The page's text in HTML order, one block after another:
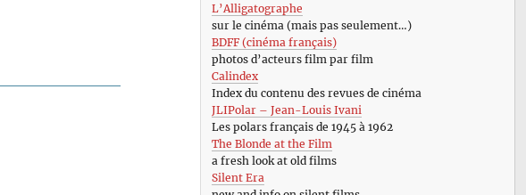
L’Alligatographe
sur le cinéma (mais pas seulement…)
BDFF (cinéma français)
photos d’acteurs film par film
Calindex
Index du contenu des revues de cinéma
JLIPolar – Jean-Louis Ivani
Les polars français de 1945 à 1962
The Blonde at the Film
a fresh look at old films
Silent Era